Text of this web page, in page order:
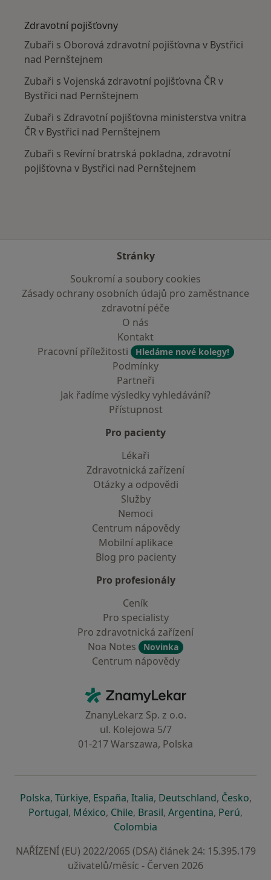
Zdravotní pojišťovny
Zubaři s Oborová zdravotní pojišťovna v Bystřici
nad Pernštejnem
Zubaři s Vojenská zdravotní pojišťovna ČR v
Bystřici nad Pernštejnem
Zubaři s Zdravotní pojišťovna ministerstva vnitra
ČR v Bystřici nad Pernštejnem
Zubaři s Revírní bratrská pokladna, zdravotní
pojišťovna v Bystřici nad Pernštejnem
Stránky
Soukromí a soubory cookies
Zásady ochrany osobních údajů pro zaměstnance
zdravotní péče
O nás
Kontakt
Pracovní příležitosti
Hledáme nové kolegy!
Podmínky
Partneři
Jak řadíme výsledky vyhledávání?
Přístupnost
Pro pacienty
Lékaři
Zdravotnická zařízení
Otázky a odpovědi
Služby
Nemoci
Centrum nápovědy
Mobilní aplikace
Blog pro pacienty
Pro profesionály
Ceník
Pro specialisty
Pro zdravotnická zařízení
Noa Notes
Novinka
Centrum nápovědy
ZnamyLekar - Hlavní stránka
ZnanyLekarz Sp. z o.o.
ul. Kolejowa 5/7
01-217 Warszawa, Polska
Polskase otevře v nové záložce
, Türkiyese otevře v nové záložce
, Españase otevře v nové záložce
, Italiase otevře v nové záložce
, Deutschlandse otevře v
, Českose
,
Portugalse otevře v nové záložce
, Méxicose otevře v nové záložce
, Chilese otevře v nové záložce
, Brasilse otevře v nové
, Argentinase otevře v
, Perúse
,
Colombia
NAŘÍZENÍ (EU) 2022/2065 (DSA) článek 24: 15.395.179
uživatelů/měsíc - Červen 2026